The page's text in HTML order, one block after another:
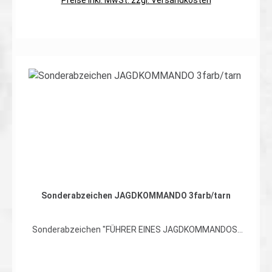
In den Warenkorb
Sonderabzeichen JAGDKOMMANDO 3farb/tarn
Sonderabzeichen "FÜHRER EINES JAGDKOMMANDOS"